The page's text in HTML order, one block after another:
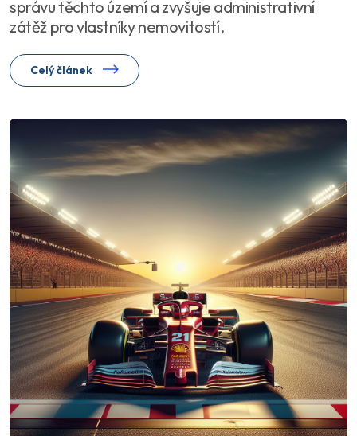
správu těchto území a zvyšuje administrativní
zátěž pro vlastníky nemovitostí.
Celý článek